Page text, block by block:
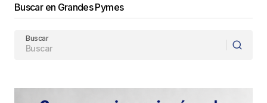
Buscar en Grandes Pymes
Buscar